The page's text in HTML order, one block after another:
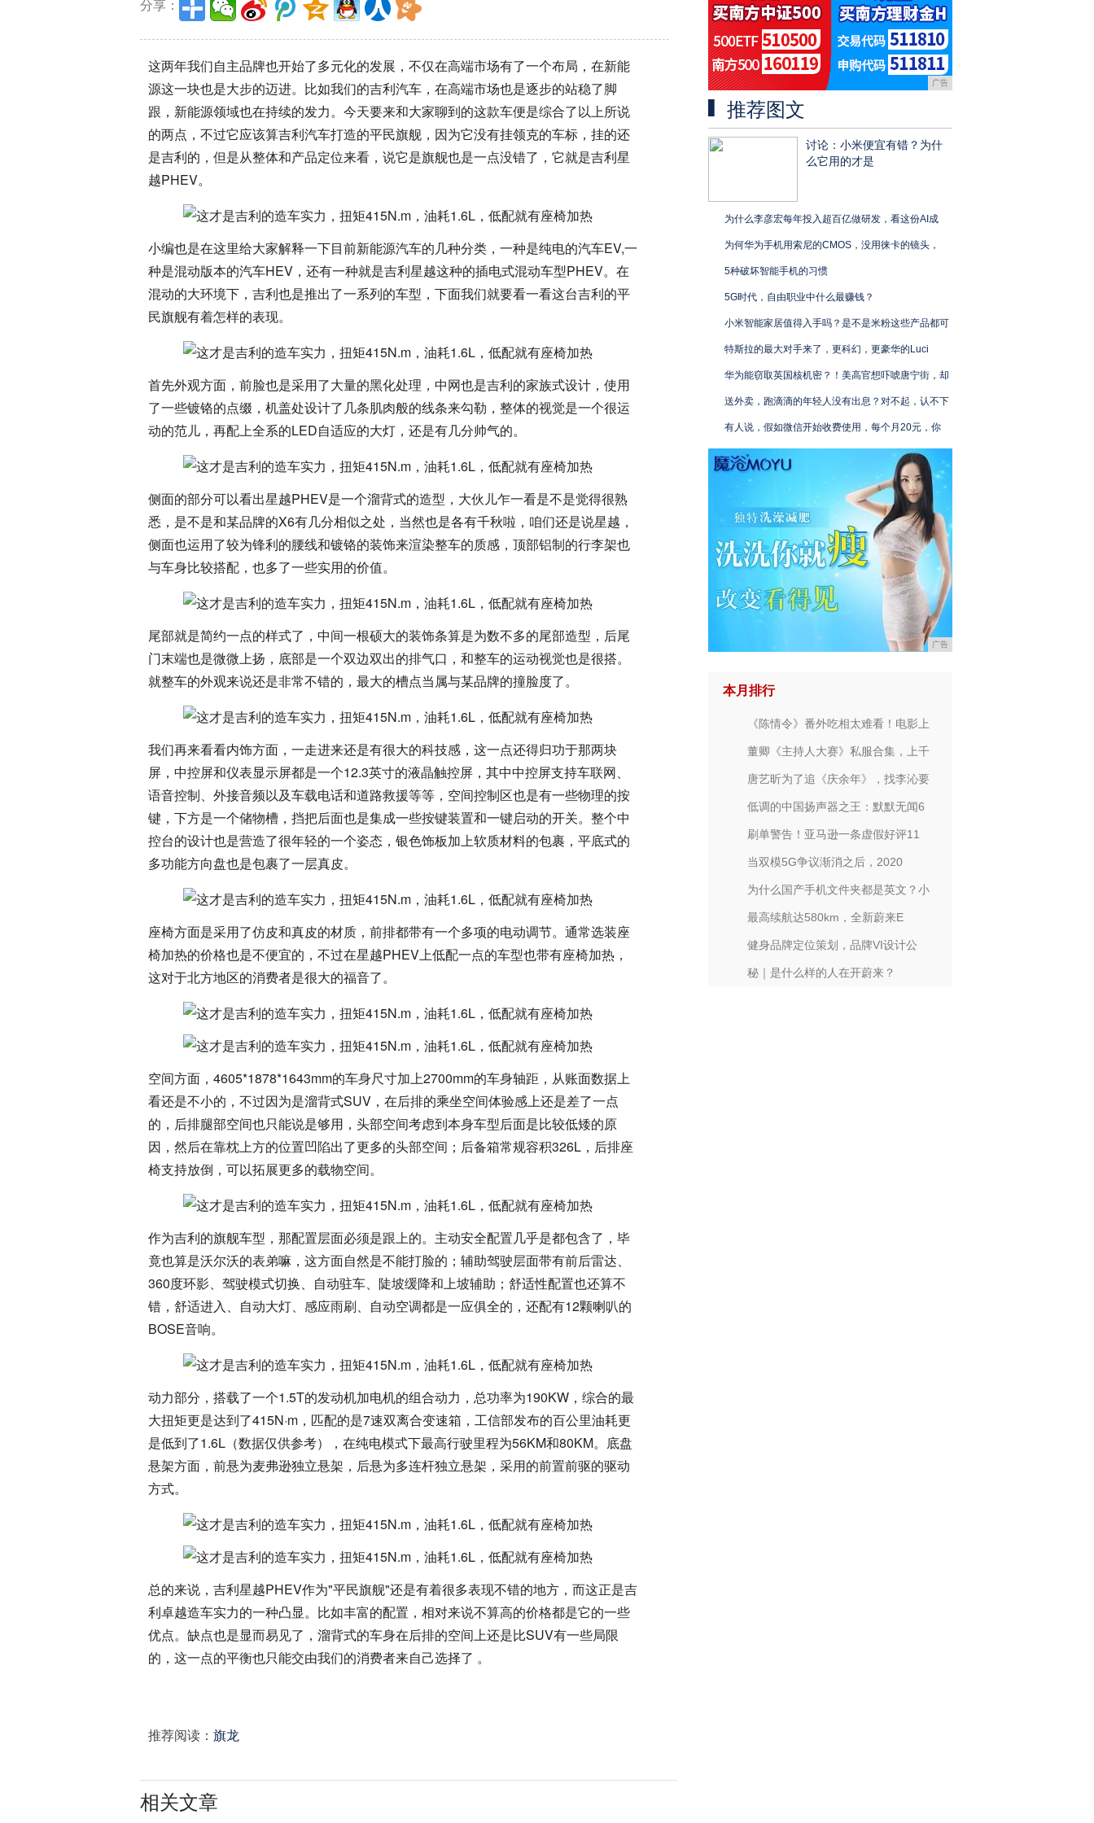
分享：
这两年我们自主品牌也开始了多元化的发展，不仅在高端市场有了一个布局，在新能
源这一块也是大步的迈进。比如我们的吉利汽车，在高端市场也是逐步的站稳了脚
跟，新能源领域也在持续的发力。今天要来和大家聊到的这款车便是综合了以上所说
的两点，不过它应该算吉利汽车打造的平民旗舰，因为它没有挂领克的车标，挂的还
是吉利的，但是从整体和产品定位来看，说它是旗舰也是一点没错了，它就是吉利星
越PHEV。
小编也是在这里给大家解释一下目前新能源汽车的几种分类，一种是纯电的汽车EV,一
种是混动版本的汽车HEV，还有一种就是吉利星越这种的插电式混动车型PHEV。在
混动的大环境下，吉利也是推出了一系列的车型，下面我们就要看一看这台吉利的平
民旗舰有着怎样的表现。
首先外观方面，前脸也是采用了大量的黑化处理，中网也是吉利的家族式设计，使用
了一些镀铬的点缀，机盖处设计了几条肌肉般的线条来勾勒，整体的视觉是一个很运
动的范儿，再配上全系的LED自适应的大灯，还是有几分帅气的。
侧面的部分可以看出星越PHEV是一个溜背式的造型，大伙儿乍一看是不是觉得很熟
悉，是不是和某品牌的X6有几分相似之处，当然也是各有千秋啦，咱们还是说星越，
侧面也运用了较为锋利的腰线和镀铬的装饰来渲染整车的质感，顶部铝制的行李架也
与车身比较搭配，也多了一些实用的价值。
尾部就是简约一点的样式了，中间一根硕大的装饰条算是为数不多的尾部造型，后尾
门末端也是微微上扬，底部是一个双边双出的排气口，和整车的运动视觉也是很搭。
就整车的外观来说还是非常不错的，最大的槽点当属与某品牌的撞脸度了。
我们再来看看内饰方面，一走进来还是有很大的科技感，这一点还得归功于那两块
屏，中控屏和仪表显示屏都是一个12.3英寸的液晶触控屏，其中中控屏支持车联网、
语音控制、外接音频以及车载电话和道路救援等等，空间控制区也是有一些物理的按
键，下方是一个储物槽，挡把后面也是集成一些按键装置和一键启动的开关。整个中
控台的设计也是营造了很年轻的一个姿态，银色饰板加上软质材料的包裹，平底式的
多功能方向盘也是包裹了一层真皮。
座椅方面是采用了仿皮和真皮的材质，前排都带有一个多项的电动调节。通常选装座
椅加热的价格也是不便宜的，不过在星越PHEV上低配一点的车型也带有座椅加热，
这对于北方地区的消费者是很大的福音了。
空间方面，4605*1878*1643mm的车身尺寸加上2700mm的车身轴距，从账面数据上
看还是不小的，不过因为是溜背式SUV，在后排的乘坐空间体验感上还是差了一点
的，后排腿部空间也只能说是够用，头部空间考虑到本身车型后面是比较低矮的原
因，然后在靠枕上方的位置凹陷出了更多的头部空间；后备箱常规容积326L，后排座
椅支持放倒，可以拓展更多的载物空间。
作为吉利的旗舰车型，那配置层面必须是跟上的。主动安全配置几乎是都包含了，毕
竟也算是沃尔沃的表弟嘛，这方面自然是不能打脸的；辅助驾驶层面带有前后雷达、
360度环影、驾驶模式切换、自动驻车、陡坡缓降和上坡辅助；舒适性配置也还算不
错，舒适进入、自动大灯、感应雨刷、自动空调都是一应俱全的，还配有12颗喇叭的
BOSE音响。
动力部分，搭载了一个1.5T的发动机加电机的组合动力，总功率为190KW，综合的最
大扭矩更是达到了415N·m，匹配的是7速双离合变速箱，工信部发布的百公里油耗更
是低到了1.6L（数据仅供参考），在纯电模式下最高行驶里程为56KM和80KM。底盘
悬架方面，前悬为麦弗逊独立悬架，后悬为多连杆独立悬架，采用的前置前驱的驱动
方式。
总的来说，吉利星越PHEV作为"平民旗舰"还是有着很多表现不错的地方，而这正是吉
利卓越造车实力的一种凸显。比如丰富的配置，相对来说不算高的价格都是它的一些
优点。缺点也是显而易见了，溜背式的车身在后排的空间上还是比SUV有一些局限
的，这一点的平衡也只能交由我们的消费者来自己选择了 。
推荐阅读： 旗龙
相关文章
广告
推荐图文
讨论：小米便宜有错？为什
么它用的才是
为什么李彦宏每年投入超百亿做研发，看这份AI成
为何华为手机用索尼的CMOS，没用徕卡的镜头，
5种破坏智能手机的习惯
5G时代，自由职业中什么最赚钱？
小米智能家居值得入手吗？是不是米粉这些产品都可
特斯拉的最大对手来了，更科幻，更豪华的Luci
华为能窃取英国核机密？！美高官想吓唬唐宁街，却
送外卖，跑滴滴的年轻人没有出息？对不起，认不下
有人说，假如微信开始收费使用，每个月20元，你
广告
本月排行
《陈情令》番外吃相太难看！电影上
董卿《主持人大赛》私服合集，上千
唐艺昕为了追《庆余年》，找李沁要
低调的中国扬声器之王：默默无闻6
刷单警告！亚马逊一条虚假好评11
当双模5G争议渐消之后，2020
为什么国产手机文件夹都是英文？小
最高续航达580km，全新蔚来E
健身品牌定位策划，品牌VI设计公
秘｜是什么样的人在开蔚来？